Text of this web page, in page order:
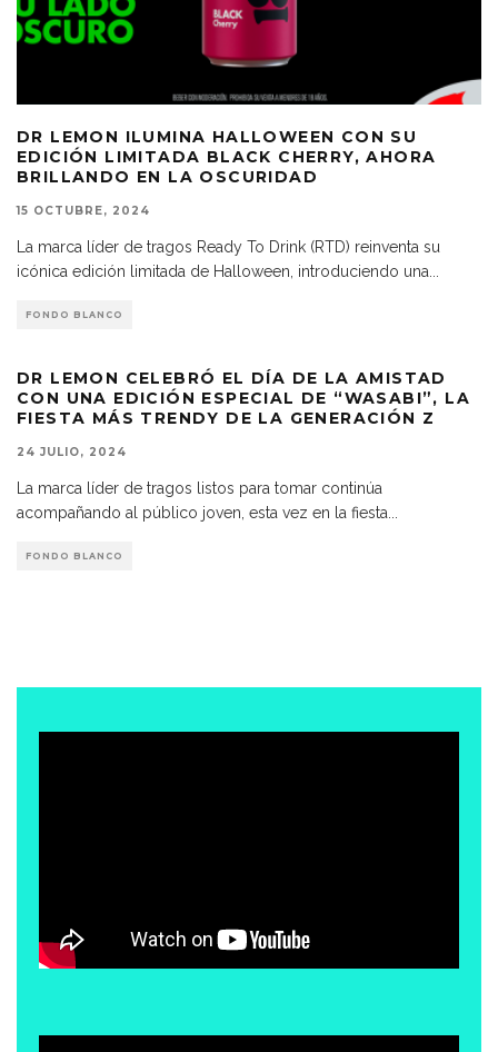
DR LEMON ILUMINA HALLOWEEN CON SU
EDICIÓN LIMITADA BLACK CHERRY, AHORA
BRILLANDO EN LA OSCURIDAD
15 OCTUBRE, 2024
La marca líder de tragos Ready To Drink (RTD) reinventa su
icónica edición limitada de Halloween, introduciendo una...
FONDO BLANCO
DR LEMON CELEBRÓ EL DÍA DE LA AMISTAD
CON UNA EDICIÓN ESPECIAL DE “WASABI”, LA
FIESTA MÁS TRENDY DE LA GENERACIÓN Z
24 JULIO, 2024
La marca líder de tragos listos para tomar continúa
acompañando al público joven, esta vez en la fiesta...
FONDO BLANCO